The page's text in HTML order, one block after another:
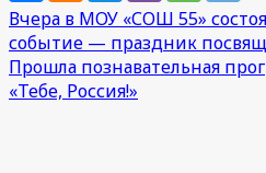
Навигация
по
записям
Вчера в МОУ «СОШ 55»
событие — праздник
Прошла познавательная
«Тебе, Россия!»